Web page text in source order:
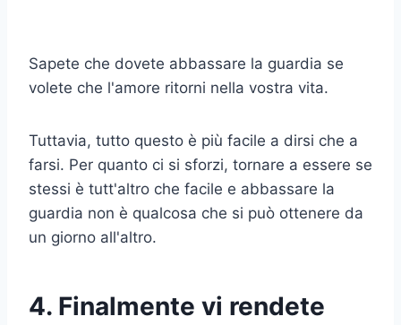
Sapete che dovete abbassare la guardia se
volete che l'amore ritorni nella vostra vita.
Tuttavia, tutto questo è più facile a dirsi che a
farsi. Per quanto ci si sforzi, tornare a essere se
stessi è tutt'altro che facile e abbassare la
guardia non è qualcosa che si può ottenere da
un giorno all'altro.
4. Finalmente vi rendete